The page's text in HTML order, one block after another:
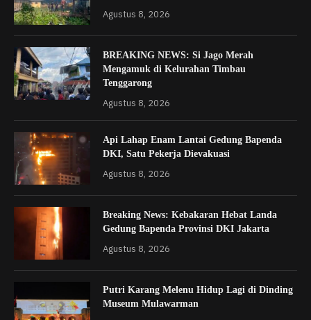
Agustus 8, 2026
BREAKING NEWS: Si Jago Merah
Mengamuk di Kelurahan Timbau
Tenggarong
Agustus 8, 2026
Api Lahap Enam Lantai Gedung Bapenda
DKI, Satu Pekerja Dievakuasi
Agustus 8, 2026
Breaking News: Kebakaran Hebat Landa
Gedung Bapenda Provinsi DKI Jakarta
Agustus 8, 2026
Putri Karang Melenu Hidup Lagi di Dinding
Museum Mulawarman